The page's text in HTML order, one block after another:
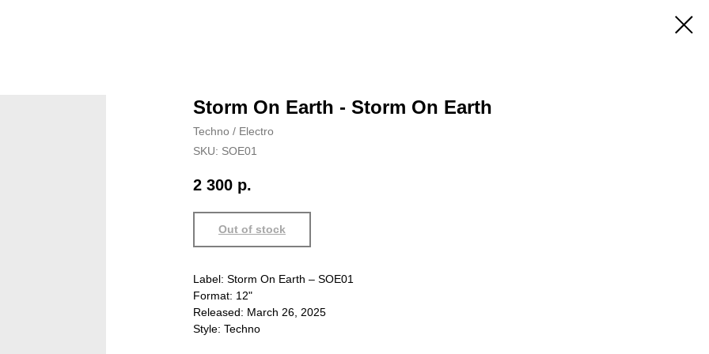
Storm On Earth - Storm On Earth
Techno / Electro
SKU: SOE01
2 300 р.
Out of stock
Label: Storm On Earth – SOE01
Format: 12"
Released: March 26, 2025
Style: Techno